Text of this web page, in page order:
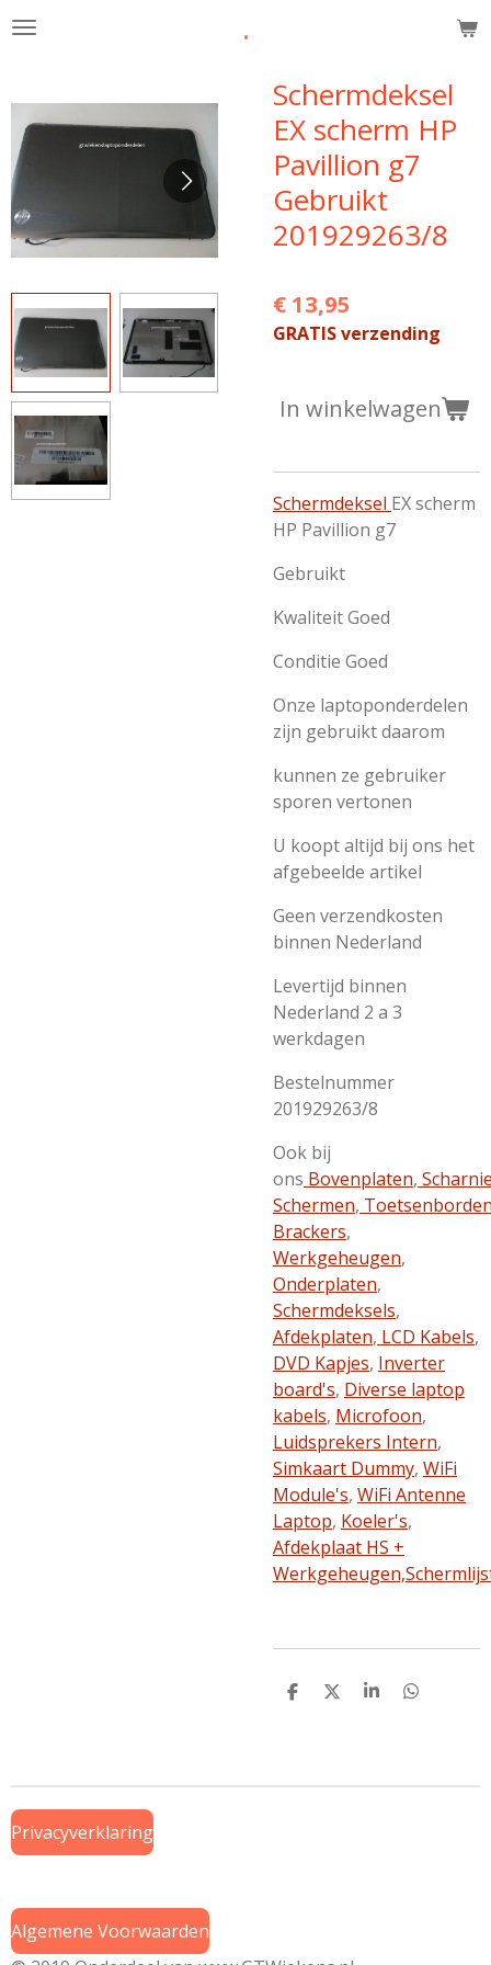
Ga
de
hoofdinhoud
.
Schermdeksel
EX scherm HP
Pavillion g7
Gebruikt
201929263/8
€ 13,95
GRATIS verzending
In winkelwagen
Schermdeksel EX scherm
HP Pavillion g7
Gebruikt
Kwaliteit Goed
Conditie Goed
Onze laptoponderdelen
zijn gebruikt daarom
kunnen ze gebruiker
sporen vertonen
U koopt altijd bij ons het
afgebeelde artikel
Geen verzendkosten
binnen Nederland
Levertijd binnen
Nederland 2 a 3
werkdagen
Bestelnummer
201929263/8
Ook bij
ons Bovenplaten,
Schermen,
Brackers,
Werkgeheugen,
Onderplaten,
Schermdeksels,
Afdekplaten, LCD Kabels,
DVD Kapjes, Inverter
board's, Diverse laptop
kabels, Microfoon,
Luidsprekers Intern,
Simkaart Dummy, WiFi
Module's, WiFi Antenne
Laptop, Koeler's,
Afdekplaat HS +
Werkgeheugen,
D
D
S
D
Privacyverklaring
Algemene Voorwaarden